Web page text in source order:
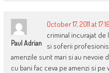
Paul Adrian
October 17, 2011 at 17:16
criminal incurajat de
si soferii
amenzile sunt mari si au nevoie
cu bani fac ceva pe amenzi si